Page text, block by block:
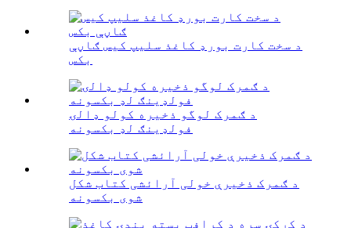
د سخت کارت بورډ کاغذ سلیپ کیس ګاڼې
بکس
د ګمرک لوگو ذخیره کولو ډالۍ
فولډینګ لډ بکسونه
د ګمرک ذخیرې خولی آرائشی کتاب شکل
شوی بکسونه